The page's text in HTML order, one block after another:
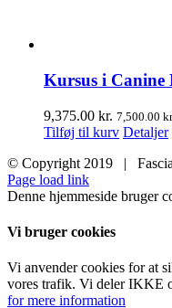
Kursus i Canine
9,375.00 kr. 7,500.00
Tilføj til kurv Detaljer
© Copyright 2019 |
Page load link
Denne hjemmeside bruger
Vi bruger cookies
Vi anvender cookies for at
vores trafik. Vi deler IKKE
for mere information